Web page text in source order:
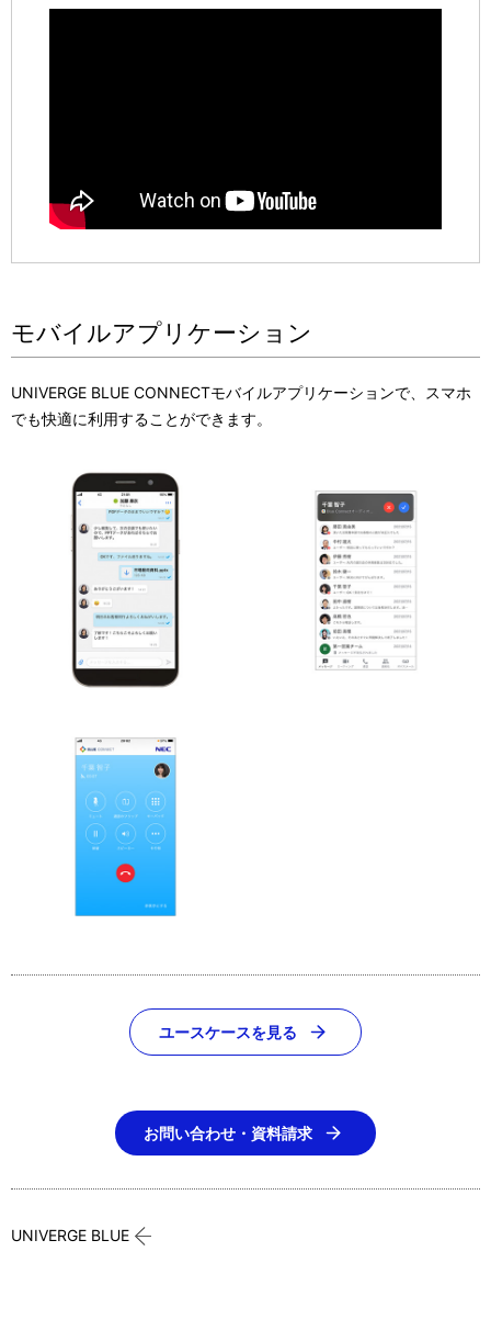
モバイルアプリケーション
UNIVERGE BLUE CONNECTモバイルアプリケーションで、スマホ
でも快適に利用することができます。
ユースケースを見る
お問い合わせ・資料請求
UNIVERGE BLUE